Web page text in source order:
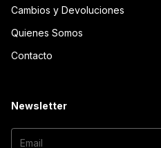
Cambios y Devoluciones
Quienes Somos
Contacto
Newsletter